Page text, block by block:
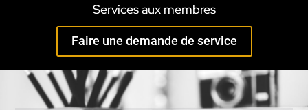
Services aux membres
Faire une demande de service